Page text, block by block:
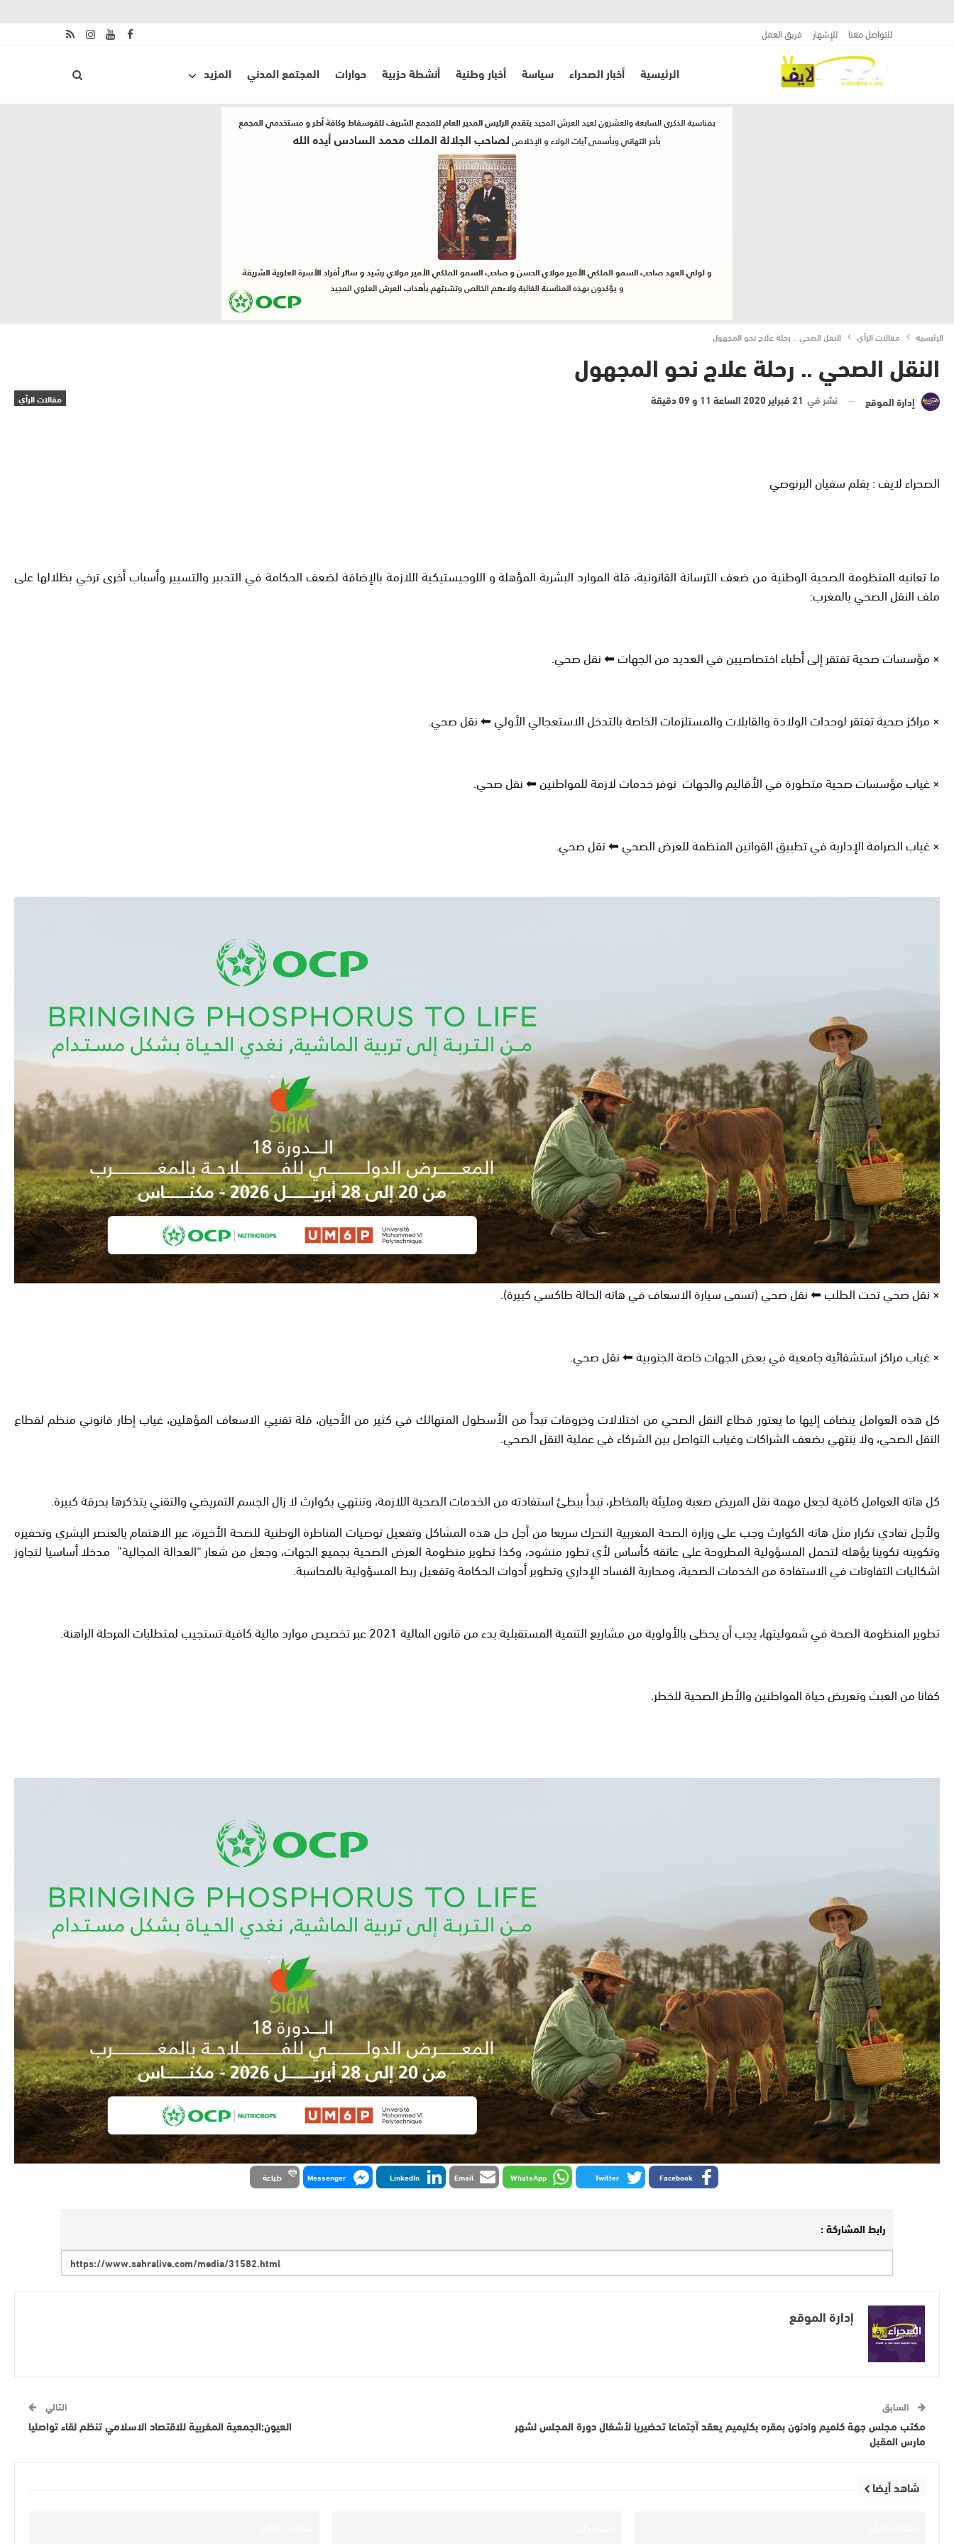
للتواصل معنا للإشهار فريق العمل
الرئيسية أخبار الصحراء سياسة أخبار وطنية أنشطة حزبية حوارات المجتمع المدني المزيد
الرئيسية مقالات الرأي النقل الصحي .. رحلة علاج نحو المجهول
النقل الصحي .. رحلة علاج نحو المجهول
مقالات الرأي إدارة الموقع نشر في 21 فبراير 2020 الساعة 11 و 09 دقيقة
الصحراء لايف : بقلم سفيان البرنوصي
ما تعانيه المنظومة الصحية الوطنية من ضعف الترسانة القانونية، قلة الموارد البشرية المؤهلة و اللوجيستيكية اللازمة بالإضافة لضعف الحكامة في التدبير والتسيير وأسباب أخرى ترخي بظلالها على
ملف النقل الصحي بالمغرب:
× مؤسسات صحية تفتقر إلى أطباء اختصاصيين في العديد من الجهات ⬅ نقل صحي.
× مراكز صحية تفتقر لوحدات الولادة والقابلات والمستلزمات الخاصة بالتدخل الاستعجالي الأولي ⬅ نقل صحي.
× غياب مؤسسات صحية متطورة في الأقاليم والجهات توفر خدمات لازمة للمواطنين ⬅ نقل صحي.
× غياب الصرامة الإدارية في تطبيق القوانين المنظمة للعرض الصحي ⬅ نقل صحي.
× نقل صحي تحت الطلب ⬅ نقل صحي (تسمى سيارة الاسعاف في هاته الحالة طاكسي كبيرة).
× غياب مراكز استشفائية جامعية في بعض الجهات خاصة الجنوبية ⬅ نقل صحي.
كل هذه العوامل ينضاف إليها ما يعتور قطاع النقل الصحي من اختلالات وخروقات تبدأ من الأسطول المتهالك في كثير من الأحيان، قلة تقنيي الاسعاف المؤهلين، غياب إطار قانوني منظم لقطاع
النقل الصحي، ولا ينتهي بضعف الشراكات وغياب التواصل بين الشركاء في عملية النقل الصحي.
كل هاته العوامل كافية لجعل مهمة نقل المريض صعبة ومليئة بالمخاطر، تبدأ ببطئ استفادته من الخدمات الصحية اللازمة، وتنتهي بكوارث لا زال الجسم التمريضي والتقني يتذكرها بحرقة كبيرة.
ولأجل تفادي تكرار مثل هاته الكوارث وجب على وزارة الصحة المغربية التحرك سريعا من أجل حل هذه المشاكل وتفعيل توصيات المناظرة الوطنية للصحة الأخيرة، عبر الاهتمام بالعنصر البشري وتحفيزه
وتكوينه تكوينا يؤهله لتحمل المسؤولية المطروحة على عاتقه كأساس لأي تطور منشود، وكذا تطوير منظومة العرض الصحية بجميع الجهات، وجعل من شعار “العدالة المجالية” مدخلا أساسيا لتجاوز
اشكاليات التفاوتات في الاستفادة من الخدمات الصحية، ومحاربة الفساد الإداري وتطوير أدوات الحكامة وتفعيل ربط المسؤولية بالمحاسبة.
تطوير المنظومة الصحة في شموليتها، يجب أن يحظى بالأولوية من مشاريع التنمية المستقبلية بدء من قانون المالية 2021 عبر تخصيص موارد مالية كافية تستجيب لمتطلبات المرحلة الراهنة.
كفانا من العبث وتعريض حياة المواطنين والأطر الصحية للخطر.
Facebook
Twitter
WhatsApp
Email
LinkedIn
Messenger طباعة
رابط المشاركة :
إدارة الموقع
السابق
مكتب مجلس جهة كلميم وادنون بمقره بكليميم يعقد آجتماعا تحضيريا لأشغال دورة المجلس لشهر
مارس المقبل
التالي
العيون:الجمعية المغربية للاقتصاد الاسلامي تنظم لقاء تواصليا
شاهد أيضا